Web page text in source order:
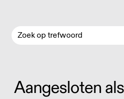
Aangesloten als